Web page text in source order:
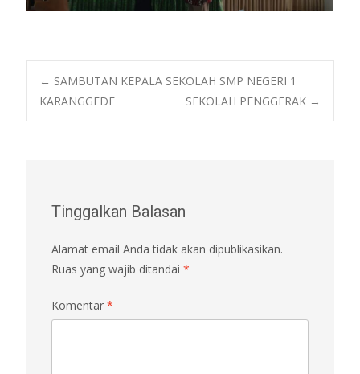
Post
← SAMBUTAN KEPALA SEKOLAH SMP NEGERI 1
KARANGGEDE
SEKOLAH PENGGERAK →
Tinggalkan Balasan
Alamat email Anda tidak akan dipublikasikan.
Ruas yang wajib ditandai *
Komentar *